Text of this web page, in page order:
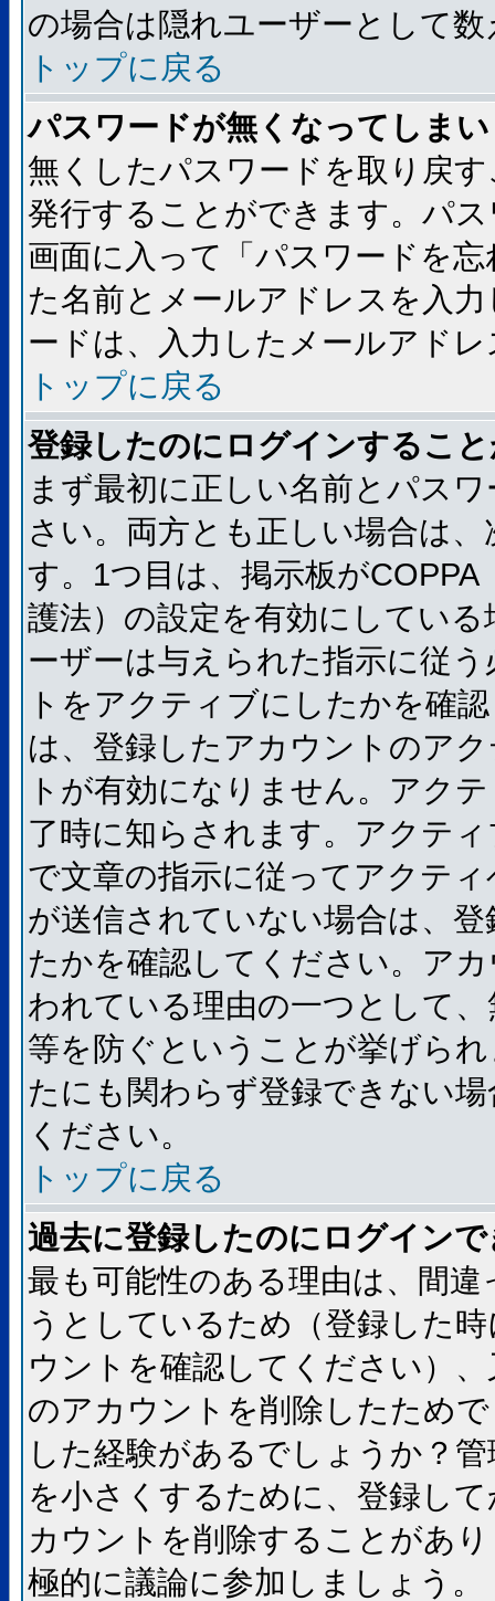
の場合は隠れユーザーとして
トップに戻る
パスワードが無くなってしま
無くしたパスワードを取り戻
発行することができます。パ
画面に入って「パスワードを
た名前とメールアドレスを入
ードは、入力したメールアド
トップに戻る
登録したのにログインするこ
まず最初に正しい名前とパス
さい。両方とも正しい場合は
す。1つ目は、掲示板が
護法）の設定を有効にしてい
ーザーは与えられた指示に従
トをアクティブにしたかを確
は、登録したアカウントのア
トが有効になりません。アク
了時に知らされます。アクテ
で文章の指示に従ってアクテ
が送信されていない場合は、
たかを確認してください。ア
われている理由の一つとして
等を防ぐということが挙げら
たにも関わらず登録できない
ください。
トップに戻る
過去に登録したのにログイン
最も可能性のある理由は、間
うとしているため（登録した
ウントを確認してください）
のアカウントを削除したため
した経験があるでしょうか？
を小さくするために、登録し
カウントを削除することがあ
極的に議論に参加しましょう。